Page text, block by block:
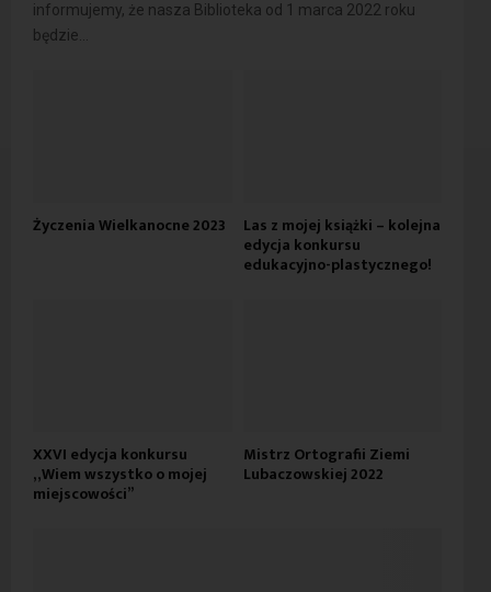
informujemy, że nasza Biblioteka od 1 marca 2022 roku
będzie...
Życzenia Wielkanocne 2023 Las z mojej książki – kolejna
edycja konkursu
edukacyjno-plastycznego!
XXVI edycja konkursu
„Wiem wszystko o mojej
miejscowości”
Mistrz Ortografii Ziemi
Lubaczowskiej 2022